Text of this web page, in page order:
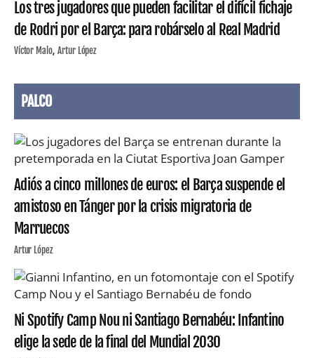
Los tres jugadores que pueden facilitar el difícil fichaje
de Rodri por el Barça: para robárselo al Real Madrid
Víctor Malo Artur López
PALCO
Adiós a cinco millones de euros: el Barça suspende el
amistoso en Tánger por la crisis migratoria de
Marruecos
Artur López
Ni Spotify Camp Nou ni Santiago Bernabéu: Infantino
elige la sede de la final del Mundial 2030